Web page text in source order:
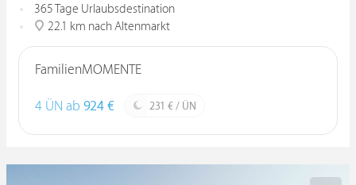
365 Tage Urlaubsdestination
22.1 km nach Altenmarkt
FamilienMOMENTE
4 ÜN ab 924 € 231 € / ÜN